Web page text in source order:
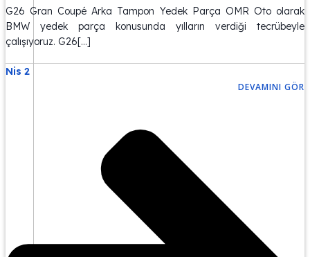
G26 Gran Coupé Arka Tampon Yedek Parça OMR Oto olarak
BMW yedek parça konusunda yılların verdiği tecrübeyle
çalışıyoruz. G26[…]
Nis 2
DEVAMINI GÖR